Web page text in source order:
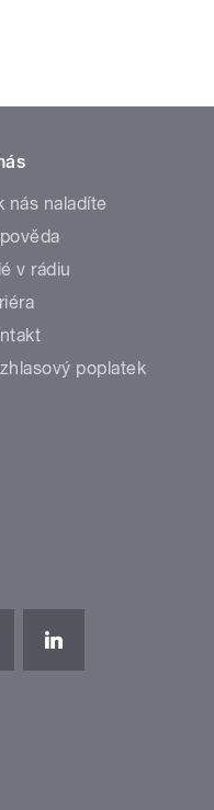
nás naladíte
v rádiu
poplatek